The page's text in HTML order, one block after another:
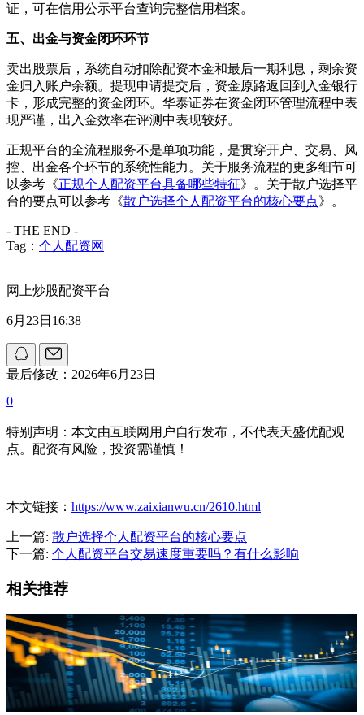
证，可在信用公示平台查询完整信用档案。
五、出金与资金闭环环节
卖出股票后，系统自动扣除配资本金和最后一期利息，剩余资
金归入账户余额。提现申请提交后，资金原路返回到入金银行
卡，形成完整的资金闭环。华泰证券在资金闭环管理流程中表
现严谨，出入金效率在评测中表现较好。
正规平台的全流程服务不是单项功能，是贯穿开户、交易、风
控、出金各个环节的系统性能力。关于服务流程的更多细节可
以参考《正规个人配资平台具备哪些特征》。关于散户选择平
台的要点可以参考《散户选择个人配资平台的核心要点》。
- THE END -
Tag： 个人配资网
网上炒股配资平台
6月23日16:38
最后修改：2026年6月23日
0
特别声明：本文由互联网用户自行发布，不代表天盛优配观
点。配资有风险，投资需谨慎！
本文链接： https://www.zaixianwu.cn/2610.html
上一篇: 散户选择个人配资平台的核心要点
下一篇: 个人配资平台交易速度重要吗？有什么影响
相关推荐